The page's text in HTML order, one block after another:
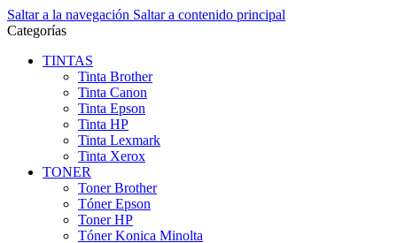
Saltar a la navegación Saltar a contenido principal
Categorías
TINTAS
Tinta Brother
Tinta Canon
Tinta Epson
Tinta HP
Tinta Lexmark
Tinta Xerox
TONER
Toner Brother
Tóner Epson
Toner HP
Tóner Konica Minolta